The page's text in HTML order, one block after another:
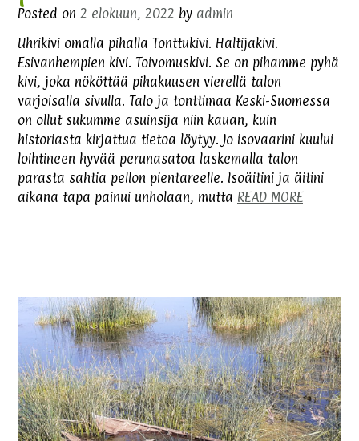
Posted on 2 elokuun, 2022 by admin
Uhrikivi omalla pihalla Tonttukivi. Haltijakivi.
Esivanhempien kivi. Toivomuskivi. Se on pihamme pyhä
kivi, joka nököttää pihakuusen vierellä talon
varjoisalla sivulla. Talo ja tonttimaa Keski-Suomessa
on ollut sukumme asuinsija niin kauan, kuin
historiasta kirjattua tietoa löytyy. Jo isovaarini kuului
loihtineen hyvää perunasatoa laskemalla talon
parasta sahtia pellon pientareelle. Isoäitini ja äitini
aikana tapa painui unholaan, mutta READ MORE